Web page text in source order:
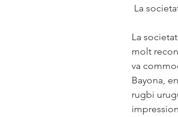
La
La
molt
va
Bayona,
rugbi